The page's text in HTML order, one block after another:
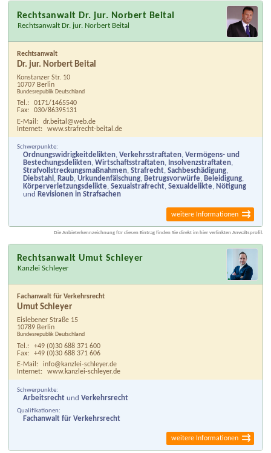
Rechtsanwalt Dr. jur. Norbert Beital
Rechtsanwalt Dr. jur. Norbert Beital
Rechtsanwalt
Dr. jur. Norbert Beital
Konstanzer Str. 10
10707 Berlin
Bundesrepublik Deutschland
Tel.:
0171/1465540
Fax:
030/86395131
E-Mail:
dr.beital@web.de
Internet:
www.strafrecht-beital.de
Schwerpunkte:
Ordnungswidrigkeitdelikten,Verkehrsstraftaten,Vermögens- und
Bestechungsdelikten,Wirtschaftsstraftaten, Insolvenzstraftaten,
Strafvollstreckungsmaßnahmen,Strafrecht,Sachbeschädigung,
Diebstahl , Raub,Urkundenfälschung, Betrugsvorwürfe, Beleidigung,
Körperverletzungsdelikte,Sexualstrafrecht,Sexualdelikte, Nötigung
und Revisionen in Strafsachen
weitere Informationen
Die Anbieterkennzeichnung für diesen Eintrag finden Sie direkt im hier verlinkten Anwaltsprofil.
Rechtsanwalt Umut Schleyer
Kanzlei Schleyer
Fachanwalt für Verkehrsrecht
Umut Schleyer
Eislebener Straße 15
10789 Berlin
Bundesrepublik Deutschland
Tel.:
+49 (0)30 688 371 600
Fax:
+49 (0)30 688 371 606
E-Mail:
info@kanzlei-schleyer.de
Internet:
www.kanzlei-schleyer.de
Schwerpunkte:
Arbeitsrecht undVerkehrsrecht
Qualifikationen:
Fachanwalt für Verkehrsrecht
weitere Informationen